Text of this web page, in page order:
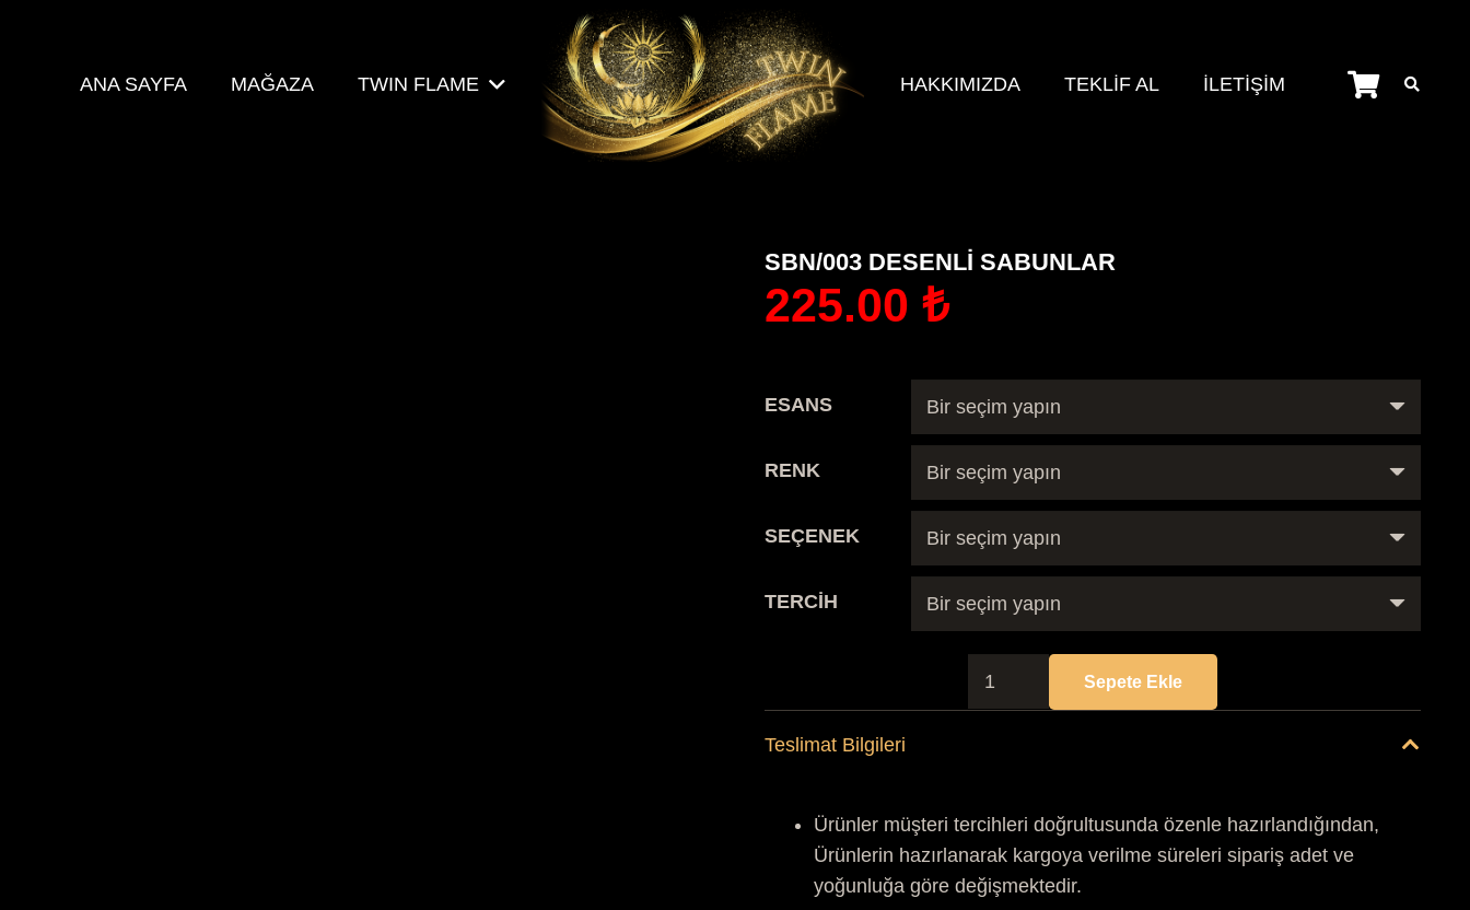
ANA SAYFA MAĞAZA TWIN FLAME HAKKIMIZDA TEKLİF AL İLETİŞİM
SBN/003 DESENLİ SABUNLAR
225.00 ₺
ESANS
RENK
SEÇENEK
TERCİH
Sepete Ekle
Teslimat Bilgileri
Ürünler müşteri tercihleri doğrultusunda özenle hazırlandığından,
Ürünlerin hazırlanarak kargoya verilme süreleri sipariş adet ve
yoğunluğa göre değişmektedir.